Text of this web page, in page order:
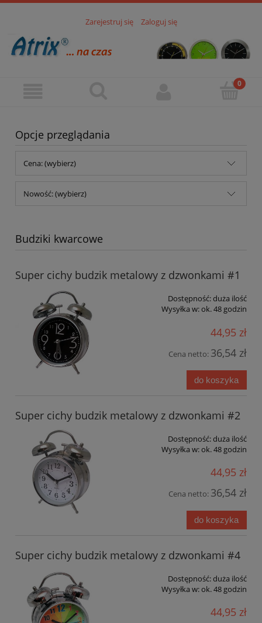
Zarejestruj się Zaloguj się
Opcje przeglądania
Cena: (wybierz)
Nowość: (wybierz)
Budziki kwarcowe
Super cichy budzik metalowy z dzwonkami #1
Dostępność:duża ilość
Wysyłka w:ok. 48 godzin
44,95 zł
Cena netto: 36,54 zł
do koszyka
Super cichy budzik metalowy z dzwonkami #2
Dostępność:duża ilość
Wysyłka w:ok. 48 godzin
44,95 zł
Cena netto: 36,54 zł
do koszyka
Super cichy budzik metalowy z dzwonkami #4
Dostępność:duża ilość
Wysyłka w:ok. 48 godzin
44,95 zł